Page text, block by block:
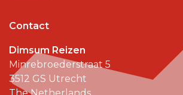
Contact
Dimsum Reizen
Minrebroederstraat 5
3512 GS Utrecht